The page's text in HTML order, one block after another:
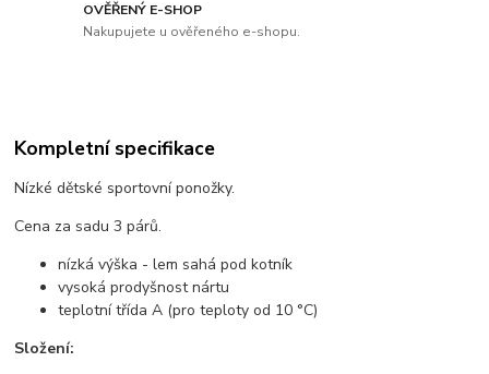
OVĚŘENÝ E-SHOP
Nakupujete u ověřeného e-shopu.
Kompletní specifikace
Nízké dětské sportovní ponožky.
Cena za sadu 3 párů.
nízká výška - lem sahá pod kotník
vysoká prodyšnost nártu
teplotní třída A (pro teploty od 10 °C)
Složení: